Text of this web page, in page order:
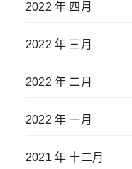
2022 年 四月
2022 年 三月
2022 年 二月
2022 年 一月
2021 年 十二月